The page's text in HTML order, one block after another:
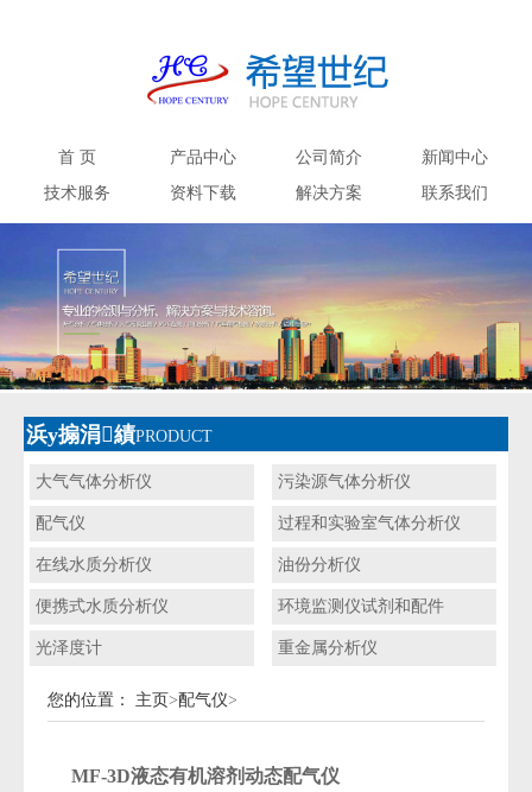
首 页 产品中心 公司简介
新闻中心
技术服务
资料下载 解决方案 联系我们
浜у搧涓績PRODUCT
大气气体分析仪 污染源气体分析仪
配气仪 过程和实验室气体分析仪
在线水质分析仪 油份分析仪
便携式水质分析仪 环境监测仪试剂和配件
光泽度计 重金属分析仪
您的位置： 主页>配气仪>
MF-3D液态有机溶剂动态配气仪